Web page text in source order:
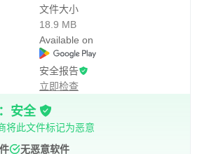
带来了很多好处，其中最重要的是：
文件大小
18.9 MB
Available on
安全报告
立即检查
安全
将此文件标记为恶意
无恶意软件